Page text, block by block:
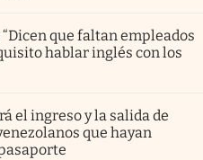
“Dicen que faltan empleados
hablar inglés con los
el ingreso y la salida de
que hayan